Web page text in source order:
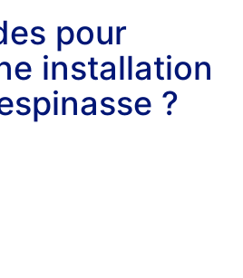
pour
installation
?